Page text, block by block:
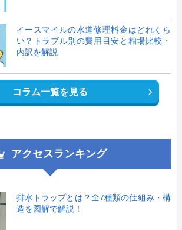
イースマイルの水道修理料金はどれくら
い？トラブル別の費用目安と相場比較・
内訳を解説
コラム一覧を見る
アクセスランキング
排水トラップとは？全7種類の仕組み・構
造を図解で解説！